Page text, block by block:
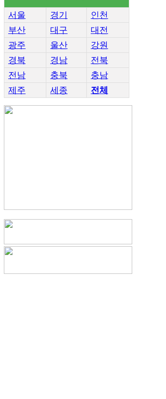
서울 경기
인천
부산
대구
대전
광주
울산
강원
경북
경남
전북
전남
충북
충남
제주
세종 전체